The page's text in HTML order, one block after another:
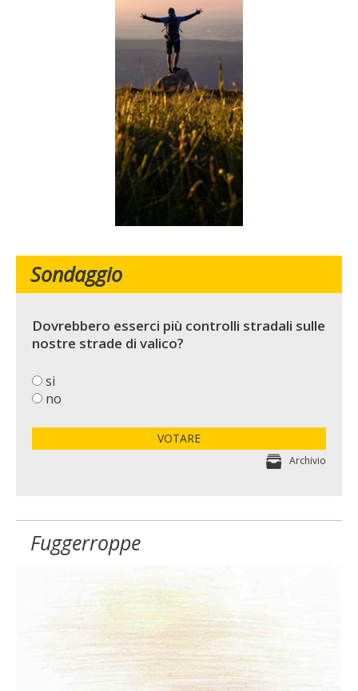
Sondaggio
Dovrebbero esserci più controlli stradali sulle
nostre strade di valico?
si
no
VOTARE
Archivio
Fuggerroppe